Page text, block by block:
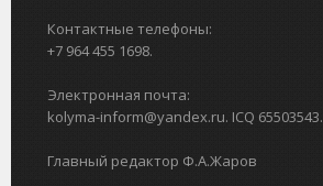
Контактные телефоны:
+7 964 455 1698.
Электронная почта:
kolyma-inform@yandex.ru. ICQ 65503543.
Главный редактор Ф.А.Жаров